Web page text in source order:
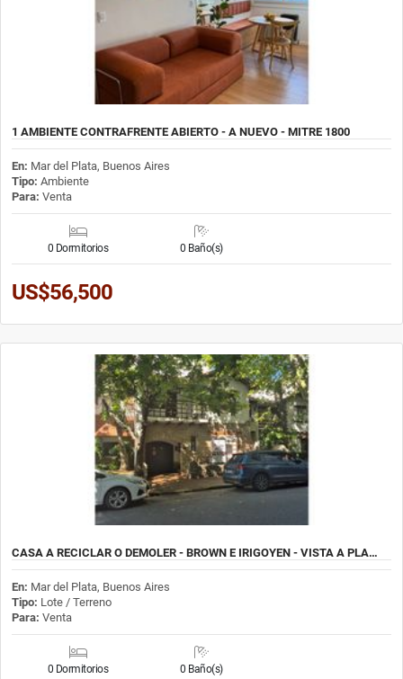
1 AMBIENTE CONTRAFRENTE ABIERTO - A NUEVO - MITRE 1800
En: Mar del Plata, Buenos Aires
Tipo: Ambiente
Para: Venta
0 Dormitorios 0 Baño(s)
US$56,500
CASA A RECICLAR O DEMOLER - BROWN E IRIGOYEN - VISTA A PLA…
En: Mar del Plata, Buenos Aires
Tipo: Lote / Terreno
Para: Venta
0 Dormitorios 0 Baño(s)